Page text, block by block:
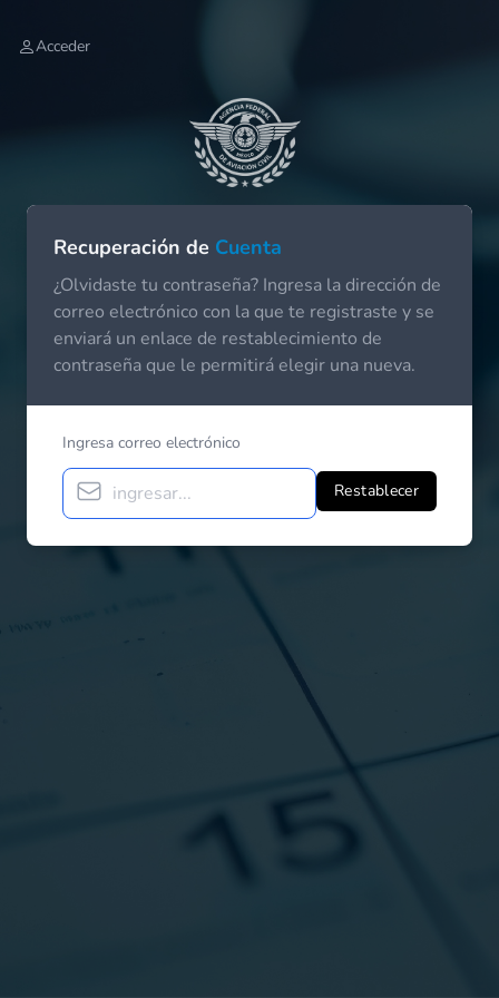
Acceder
Recuperación de Cuenta
¿Olvidaste tu contraseña? Ingresa la dirección de
correo electrónico con la que te registraste y se
enviará un enlace de restablecimiento de
contraseña que le permitirá elegir una nueva.
Ingresa correo electrónico
Restablecer